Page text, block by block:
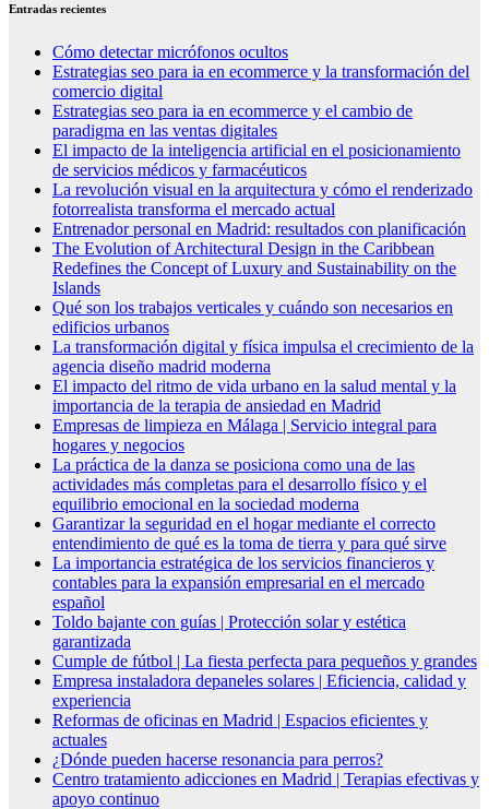
Entradas recientes
Cómo detectar micrófonos ocultos
Estrategias seo para ia en ecommerce y la transformación del
comercio digital
Estrategias seo para ia en ecommerce y el cambio de
paradigma en las ventas digitales
El impacto de la inteligencia artificial en el posicionamiento
de servicios médicos y farmacéuticos
La revolución visual en la arquitectura y cómo el renderizado
fotorrealista transforma el mercado actual
Entrenador personal en Madrid: resultados con planificación
The Evolution of Architectural Design in the Caribbean
Redefines the Concept of Luxury and Sustainability on the
Islands
Qué son los trabajos verticales y cuándo son necesarios en
edificios urbanos
La transformación digital y física impulsa el crecimiento de la
agencia diseño madrid moderna
El impacto del ritmo de vida urbano en la salud mental y la
importancia de la terapia de ansiedad en Madrid
Empresas de limpieza en Málaga | Servicio integral para
hogares y negocios
La práctica de la danza se posiciona como una de las
actividades más completas para el desarrollo físico y el
equilibrio emocional en la sociedad moderna
Garantizar la seguridad en el hogar mediante el correcto
entendimiento de qué es la toma de tierra y para qué sirve
La importancia estratégica de los servicios financieros y
contables para la expansión empresarial en el mercado
español
Toldo bajante con guías | Protección solar y estética
garantizada
Cumple de fútbol | La fiesta perfecta para pequeños y grandes
Empresa instaladora depaneles solares | Eficiencia, calidad y
experiencia
Reformas de oficinas en Madrid | Espacios eficientes y
actuales
¿Dónde pueden hacerse resonancia para perros?
Centro tratamiento adicciones en Madrid | Terapias efectivas y
apoyo continuo